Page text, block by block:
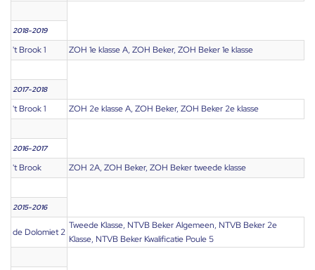
2018-2019
't Brook 1 ZOH 1e klasse A, ZOH Beker, ZOH Beker 1e klasse
2017-2018
't Brook 1 ZOH 2e klasse A, ZOH Beker, ZOH Beker 2e klasse
2016-2017
't Brook ZOH 2A, ZOH Beker, ZOH Beker tweede klasse
2015-2016
de Dolomiet 2
Tweede Klasse, NTVB Beker Algemeen, NTVB Beker 2e
Klasse, NTVB Beker Kwalificatie Poule 5